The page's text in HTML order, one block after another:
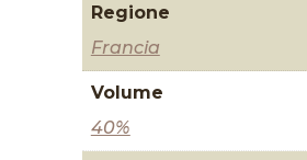
Regione
Francia
Volume
40%